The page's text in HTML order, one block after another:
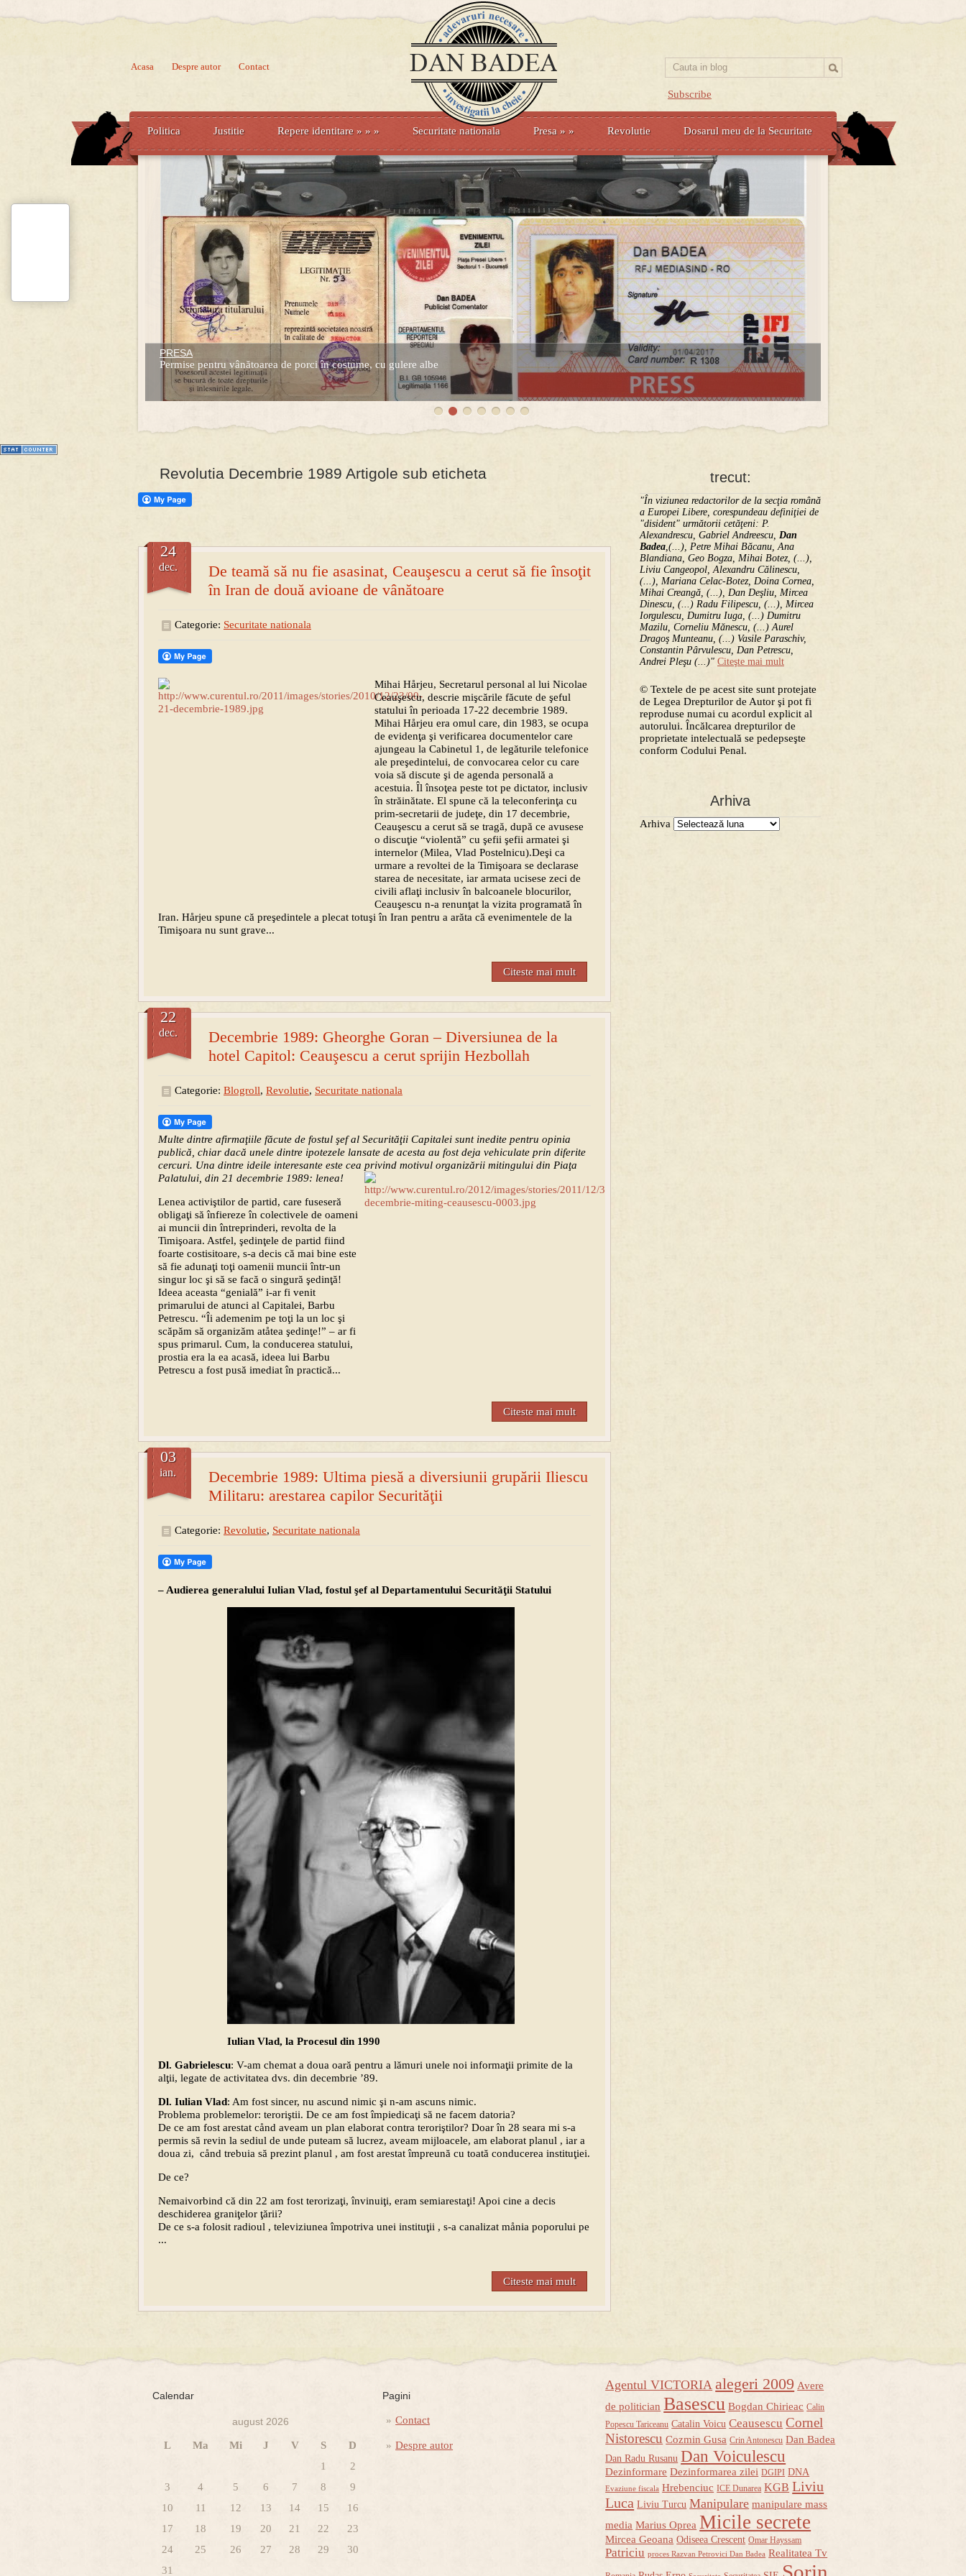
Subscribe
Acasa Despre autor Contact
Politica Justitie Repere identitare » » » Securitate nationala Presa » » Revolutie Dosarul meu de la Securitate
PRESA
Permise pentru vânătoarea de porci în costume, cu gulere albe
Prima mea carte publicata (Nemira)
Averea Presedintelui: prima lucrare despre controversatele conturi secrete ale Securitatii.
trecut:
"În viziunea redactorilor de la secţia română
a Europei Libere, corespundeau definiţiei de
"disident" următorii ce­tă­ţeni: P.
Alexandrescu, Gabriel Andreescu, Dan
Badea,(...), Petre Mihai Băcanu, Ana
Blandiana, Geo Bogza, Mihai Botez, (...),
Liviu Cangeopol, Alexandru Călinescu,
(...), Mariana Celac-Botez, Doina Cornea,
Mihai Creangă, (...), Dan Deşliu, Mircea
Dinescu, (...) Radu Filipescu, (...), Mircea
Iorgulescu, Dumitru Iuga, (...) Dumitru
Mazilu, Corneliu Mănescu, (...) Aurel
Dragoş Munteanu, (...) Vasile Paraschiv,
Constantin Pârvulescu, Dan Petrescu,
Andrei Pleşu (...)" Citeşte mai mult
© Textele de pe acest site sunt protejate
de Legea Drepturilor de Autor şi pot fi
reproduse numai cu acordul explicit al
autorului. Încălcarea drepturilor de
proprietate intelectuală se pedepseşte
conform Codului Penal.
Arhiva
Arhiva
Revolutia Decembrie 1989 Artigole sub eticheta
De teamă să nu fie asasinat, Ceauşescu a cerut să fie însoţit
în Iran de două avioane de vânătoare
24
dec.
Categorie: Securitate nationala
Mihai Hårjeu, Secretarul personal al lui Nicolae
Ceauşescu, descrie mişcările făcute de şeful
statului în perioada 17-22 decembrie 1989.
Mihai Hårjeu era omul care, din 1983, se ocupa
de evidenţa şi verificarea documentelor care
ajungeau la Cabinetul 1, de legăturile telefonice
ale preşedintelui, de convocarea celor cu care
voia să discute şi de agenda personală a
acestuia. Îl însoţea peste tot pe dictator, inclusiv
în străinătate. El spune că la teleconferinţa cu
prim-secretarii de judeţe, din 17 decembrie,
Ceauşescu a cerut să se tragă, după ce avusese
o discuţie “violentă” cu şefii şefii armatei şi
internelor (Milea, Vlad Postelnicu).Deşi ca
urmare a revoltei de la Timişoara se declarase
starea de necesitate, iar armata ucisese zeci de
civili aflaţi inclusiv în balcoanele blocurilor,
Ceauşescu n-a renunţat la vizita programată în
Iran. Hårjeu spune că preşedintele a plecat totuşi în Iran pentru a arăta că evenimentele de la
Timişoara nu sunt grave...
Citeste mai mult
Decembrie 1989: Gheorghe Goran – Diversiunea de la
hotel Capitol: Ceauşescu a cerut sprijin Hezbollah
22
dec.
Categorie: Blogroll, Revolutie, Securitate nationala
Multe dintre afirmaţiile făcute de fostul şef al Securităţii Capitalei sunt inedite pentru opinia
publică, chiar dacă unele dintre ipotezele lansate de acesta au fost deja vehiculate prin diferite
cercuri. Una dintre ideile interesante este cea privind motivul organizării mitingului din Piaţa
Palatului, din 21 decembrie 1989: lenea!
Lenea activiştilor de partid, care fuseseră
obligaţi să înfiereze în colectivele de oameni
ai muncii din întreprinderi, revolta de la
Timişoara. Astfel, şedinţele de partid fiind
foarte costisitoare, s-a decis că mai bine este
să fie adunaţi toţi oamenii muncii într-un
singur loc şi să se facă o singură şedinţă!
Ideea aceasta “genială” i-ar fi venit
primarului de atunci al Capitalei, Barbu
Petrescu. “Îi ademenim pe toţi la un loc şi
scăpăm să organizăm atåtea şedinţe!” – ar fi
spus primarul. Cum, la conducerea statului,
prostia era la ea acasă, ideea lui Barbu
Petrescu a fost pusă imediat în practică...
Citeste mai mult
Decembrie 1989: Ultima piesă a diversiunii grupării Iliescu
Militaru: arestarea capilor Securităţii
03
ian.
Categorie: Revolutie, Securitate nationala
– Audierea generalului Iulian Vlad, fostul şef al Departamentului Securităţii Statului
Iulian Vlad, la Procesul din 1990
Dl. Gabrielescu: V-am chemat a doua oară pentru a lămuri unele noi informaţii primite de la
alţii, legate de activitatea dvs. din decembrie ’89.
Dl. Iulian Vlad: Am fost sincer, nu ascund nimic şi n-am ascuns nimic.
Problema problemelor: teroriştii. De ce am fost împiedicaţi să ne facem datoria?
De ce am fost arestat cånd aveam un plan elaborat contra teroriştilor? Doar în 28 seara mi s-a
permis să revin la sediul de unde puteam să lucrez, aveam mijloacele, am elaborat planul , iar a
doua zi, cånd trebuia să prezint planul , am fost arestat împreună cu toată conducerea instituţiei.
De ce?
Nemaivorbind că din 22 am fost terorizaţi, învinuiţi, eram semiarestaţi! Apoi cine a decis
deschiderea graniţelor ţării?
De ce s-a folosit radioul , televiziunea împotriva unei instituţii , s-a canalizat månia poporului pe
...
Citeste mai mult
Calendar
august 2026
L Ma Mi J V S
D
1
2
3
4 5 6 7 8
9
10
11 12 13 14 15
16
17
18 19 20 21 22
23
24
25 26 27 28 29
30
31
Pagini
Contact
Despre autor
Agentul VICTORIA alegeri 2009 Avere
de politician Basescu Bogdan Chirieac Calin
Popescu Tariceanu Catalin Voicu Ceausescu Cornel
Nistorescu Cozmin Gusa Crin Antonescu Dan Badea
Dan Radu Rusanu Dan Voiculescu
Dezinformare Dezinformarea zilei DGIPI DNA
Evaziune fiscala Hrebenciuc ICE Dunarea KGB Liviu
Luca Liviu Turcu Manipulare manipulare mass
media Marius Oprea Micile secrete
Mircea Geoana Odiseea Crescent Omar Hayssam
Patriciu proces Razvan Petrovici Dan Badea Realitatea Tv